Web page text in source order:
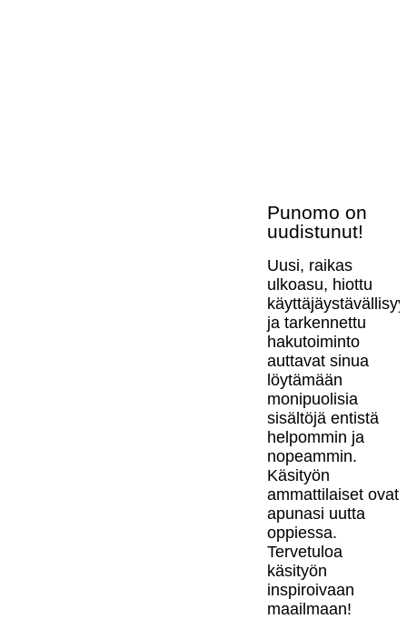
Punomo on
uudistunut!
Uusi, raikas
ulkoasu, hiottu
ja tarkennettu
hakutoiminto
auttavat sinua
löytämään
monipuolisia
sisältöjä entistä
helpommin ja
nopeammin.
Käsityön
ammattilaiset ovat
apunasi uutta
oppiessa.
Tervetuloa
käsityön
inspiroivaan
maailmaan!